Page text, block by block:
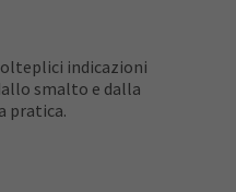
indicazioni
smalto e dalla
pratica.